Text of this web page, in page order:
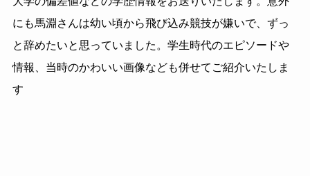
にも馬淵さんは幼い頃から飛び込み競技が嫌いで、ずっ
と辞めたいと思っていました。学生時代のエピソードや
情報、当時のかわいい画像なども併せてご紹介いたしま
す